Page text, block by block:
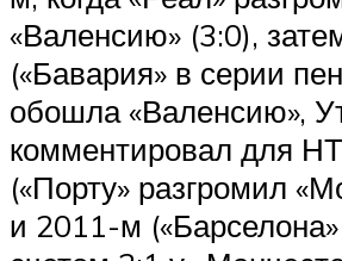
«Валенсию» (3:0),
(«Бавария» в серии
обошла «Валенсию»,
комментировал для
(«Порту» разгромил
и 2011-м